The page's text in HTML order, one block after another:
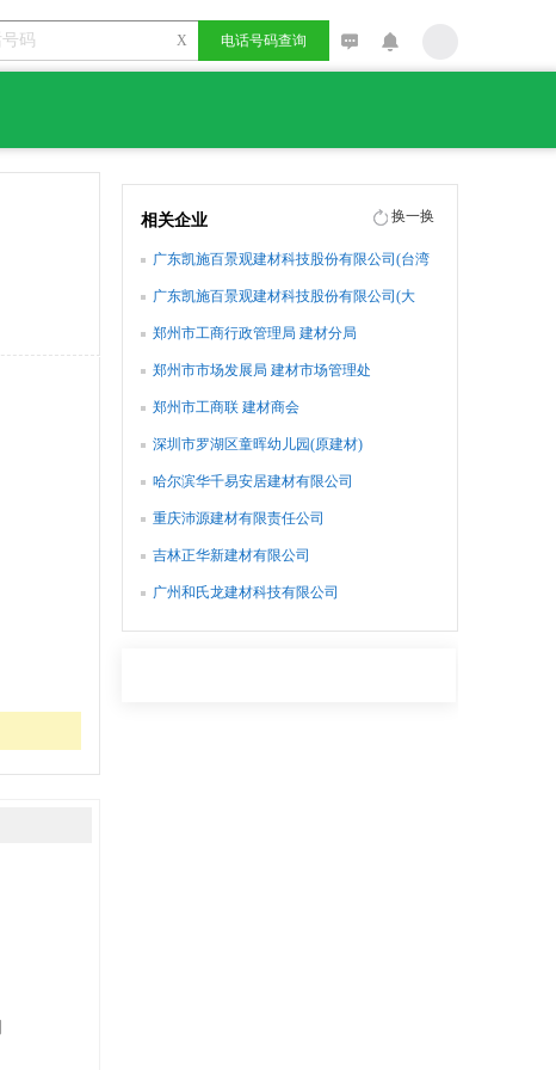
X 电话号码查询
相关企业 换一换
广东凯施百景观建材科技股份有限公司(台湾
广东凯施百景观建材科技股份有限公司(大
郑州市工商行政管理局 建材分局
郑州市市场发展局 建材市场管理处
郑州市工商联 建材商会
深圳市罗湖区童晖幼儿园(原建材)
哈尔滨华千易安居建材有限公司
重庆沛源建材有限责任公司
吉林正华新建材有限公司
广州和氏龙建材科技有限公司